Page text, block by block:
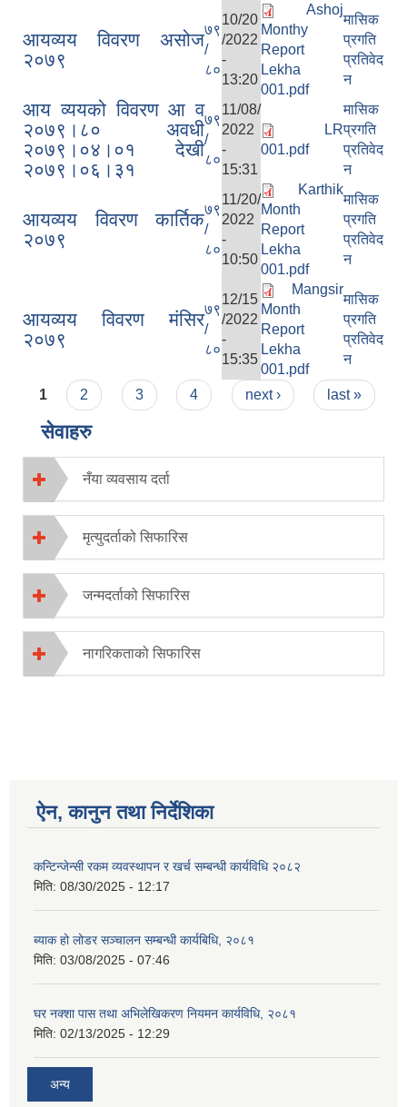
आयव्यय विवरण असोज
२०७९
७९
/
८०
10/20
/2022
-
13:20
Ashoj
Monthy
Report
Lekha
001.pdf
मासिक
प्रगति
प्रतिवेद
न
आय व्ययको विवरण आ व
२०७९।८० अवधी
२०७९।०४।०१ देखी
२०७९।०६।३१
७९
/
८०
11/08/
2022
-
15:31
LR
001.pdf
मासिक
प्रगति
प्रतिवेद
न
आयव्यय विवरण कार्तिक
२०७९
७९
/
८०
11/20/
2022
-
10:50
Karthik
Month
Report
Lekha
001.pdf
मासिक
प्रगति
प्रतिवेद
न
आयव्यय विवरण मंसिर
२०७९
७९
/
८०
12/15
/2022
-
15:35
Mangsir
Month
Report
Lekha
001.pdf
मासिक
प्रगति
प्रतिवेद
न
Pages
1 2 3 4 next › last »
सेवाहरु
नँया व्यवसाय दर्ता
मृत्युदर्ताको सिफारिस
जन्मदर्ताको सिफारिस
नागरिकताको सिफारिस
ऐन, कानुन तथा निर्देशिका
कन्टिन्जेन्सी रकम व्यवस्थापन र खर्च सम्बन्धी कार्यविधि २०८२
मिति: 08/30/2025 - 12:17
ब्याक हो लोडर सञ्चालन सम्बन्धी कार्यबिधि, २०८१
मिति: 03/08/2025 - 07:46
घर नक्शा पास तथा अभिलेखिकरण नियमन कार्यविधि, २०८१
मिति: 02/13/2025 - 12:29
अन्य